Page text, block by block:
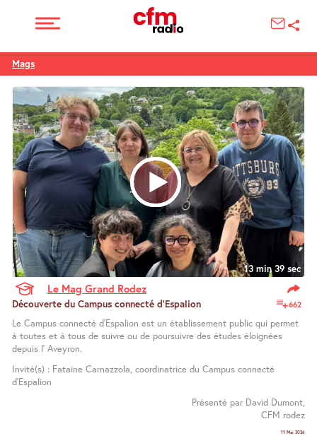
Mags
13 min 39 sec
Le Mag Grand Rodez
662
Découverte du Campus connecté d’Espalion
Le Campus connecté d’Espalion est un établissement public qui permet
à toutes et à tous de suivre ou de poursuivre des études éloignées
depuis l’ Aveyron.
Invité(s) : Fataine Carnazzola, coordinatrice du Campus connecté
d’Espalion
Présenté par David Dumont,
CFM rodez
11 Mai 2026